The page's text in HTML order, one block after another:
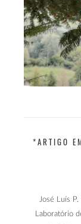
*ARTIGO
José Luís
Laboratório